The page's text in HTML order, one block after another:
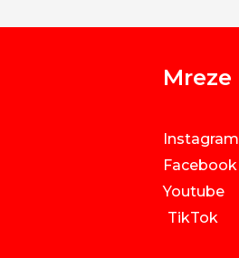
Mreze
Instagram
Facebook
Youtube
TikTok